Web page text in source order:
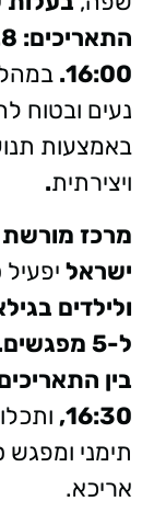
16:00.
נעים ובטוח
באמצעות
ויצירתית.
מרכז מורשת
ישראל
ל-5
16:30,
תימני ומפגש
אריכא.